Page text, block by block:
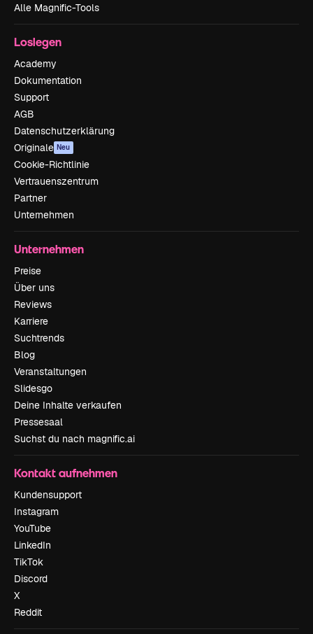
Alle Magnific-Tools
Loslegen
Academy
Dokumentation
Support
AGB
Datenschutzerklärung
Originale Neu
Cookie-Richtlinie
Vertrauenszentrum
Partner
Unternehmen
Unternehmen
Preise
Über uns
Reviews
Karriere
Suchtrends
Blog
Veranstaltungen
Slidesgo
Deine Inhalte verkaufen
Pressesaal
Suchst du nach magnific.ai
Kontakt aufnehmen
Kundensupport
Instagram
YouTube
LinkedIn
TikTok
Discord
X
Reddit